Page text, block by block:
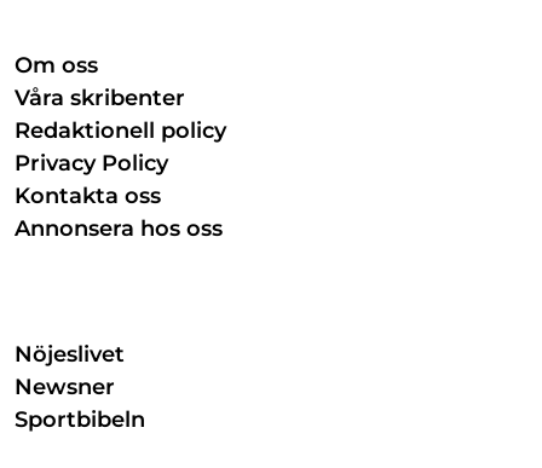
Om oss
Våra skribenter
Redaktionell policy
Privacy Policy
Kontakta oss
Annonsera hos oss
Nöjeslivet
Newsner
Sportbibeln